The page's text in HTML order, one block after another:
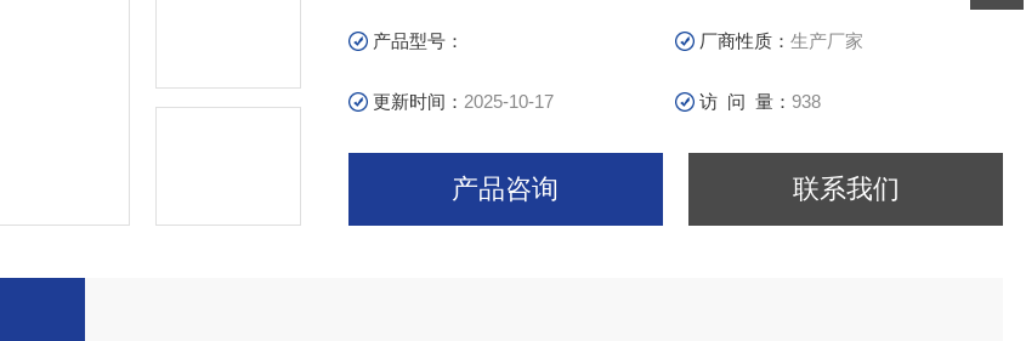
产品型号： 厂商性质：生产厂家
更新时间： 2025-10-17 访 问 量：938
产品咨询 联系我们